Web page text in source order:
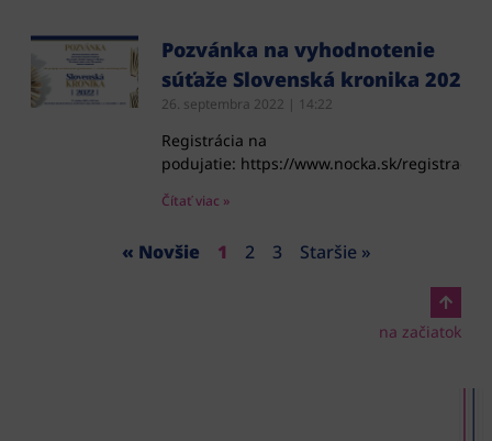
Pozvánka na vyhodnotenie
súťaže Slovenská kronika 2022
26. septembra 2022 14:22
Registrácia na
podujatie: https://www.nocka.sk/registracia/
Čítať viac »
« Novšie 1 2 3 Staršie »
na začiatok